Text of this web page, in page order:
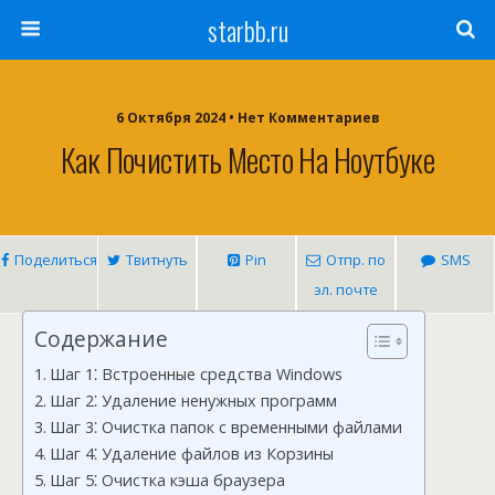
starbb.ru
6 Октября 2024 • Нет Комментариев
Как Почистить Место На Ноутбуке
Поделиться Твитнуть Pin
Отпр. по
эл. почте
SMS
Содержание
Шаг 1⁚ Встроенные средства Windows
Шаг 2⁚ Удаление ненужных программ
Шаг 3⁚ Очистка папок с временными файлами
Шаг 4⁚ Удаление файлов из Корзины
Шаг 5⁚ Очистка кэша браузера